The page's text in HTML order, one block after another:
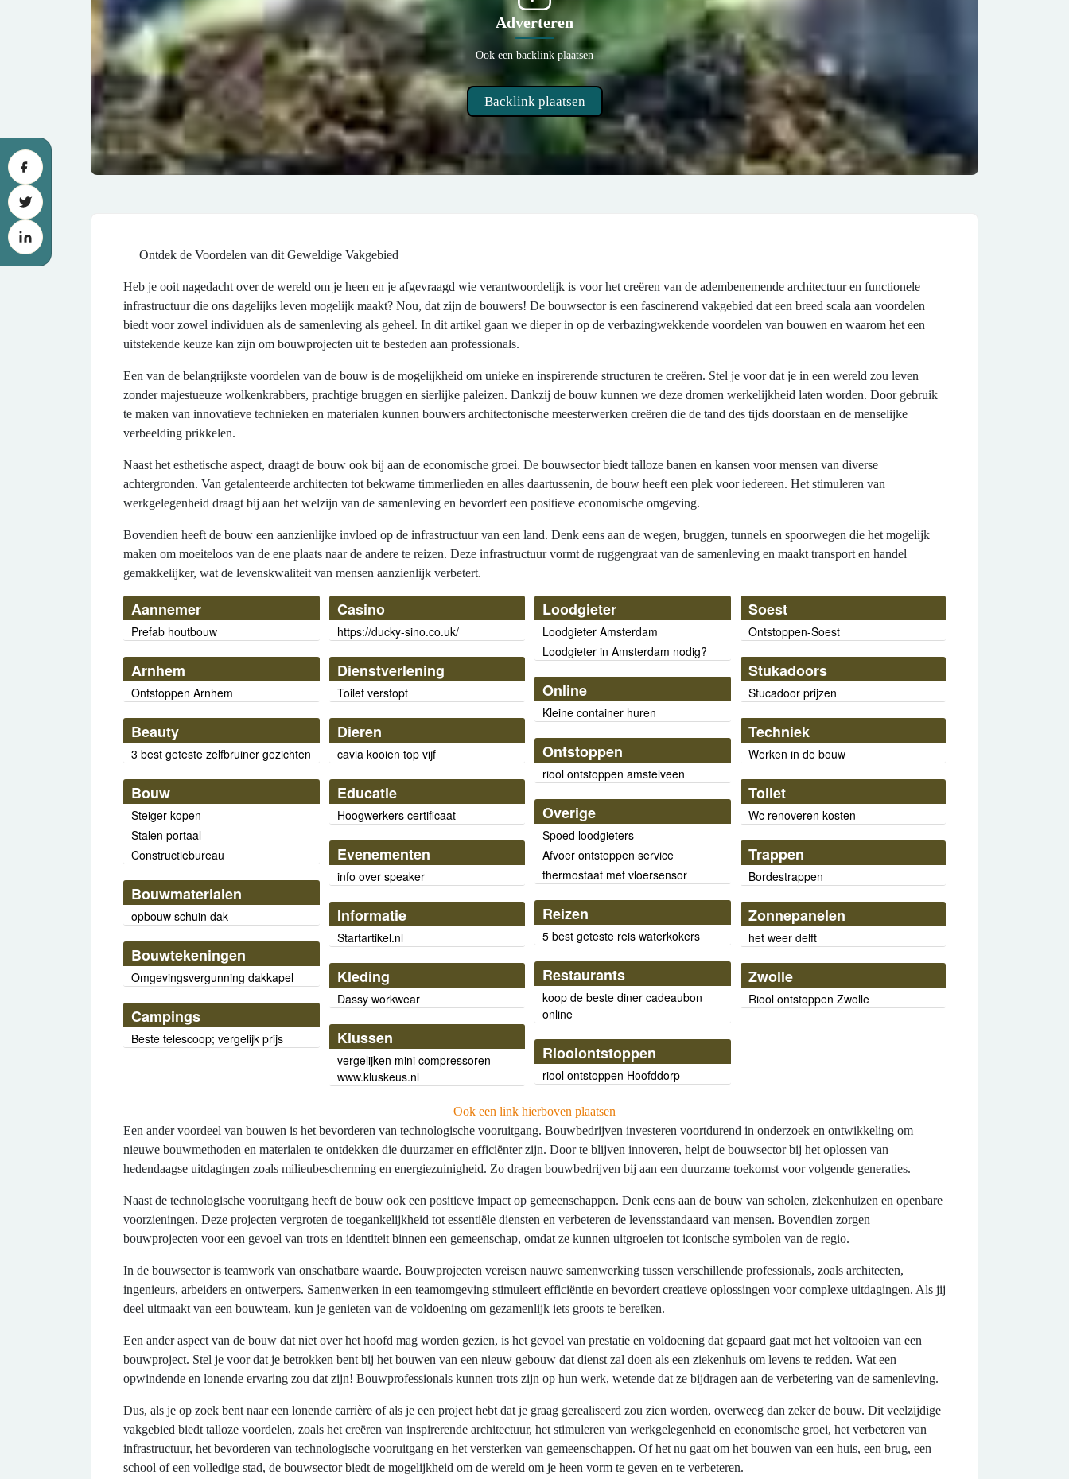
Adverteren
Ook een backlink plaatsen
Backlink plaatsen
Ontdek de Voordelen van dit Geweldige Vakgebied
Heb je ooit nagedacht over de wereld om je heen en je afgevraagd wie verantwoordelijk is voor het creëren van de adembenemende architectuur en functionele
infrastructuur die ons dagelijks leven mogelijk maakt? Nou, dat zijn de bouwers! De bouwsector is een fascinerend vakgebied dat een breed scala aan voordelen
biedt voor zowel individuen als de samenleving als geheel. In dit artikel gaan we dieper in op de verbazingwekkende voordelen van bouwen en waarom het een
uitstekende keuze kan zijn om bouwprojecten uit te besteden aan professionals.
Een van de belangrijkste voordelen van de bouw is de mogelijkheid om unieke en inspirerende structuren te creëren. Stel je voor dat je in een wereld zou leven
zonder majestueuze wolkenkrabbers, prachtige bruggen en sierlijke paleizen. Dankzij de bouw kunnen we deze dromen werkelijkheid laten worden. Door gebruik
te maken van innovatieve technieken en materialen kunnen bouwers architectonische meesterwerken creëren die de tand des tijds doorstaan en de menselijke
verbeelding prikkelen.
Naast het esthetische aspect, draagt de bouw ook bij aan de economische groei. De bouwsector biedt talloze banen en kansen voor mensen van diverse
achtergronden. Van getalenteerde architecten tot bekwame timmerlieden en alles daartussenin, de bouw heeft een plek voor iedereen. Het stimuleren van
werkgelegenheid draagt bij aan het welzijn van de samenleving en bevordert een positieve economische omgeving.
Bovendien heeft de bouw een aanzienlijke invloed op de infrastructuur van een land. Denk eens aan de wegen, bruggen, tunnels en spoorwegen die het mogelijk
maken om moeiteloos van de ene plaats naar de andere te reizen. Deze infrastructuur vormt de ruggengraat van de samenleving en maakt transport en handel
gemakkelijker, wat de levenskwaliteit van mensen aanzienlijk verbetert.
Aannemer
Prefab houtbouw
Arnhem
Ontstoppen Arnhem
Beauty
3 best geteste zelfbruiner gezichten
Bouw
Steiger kopen
Stalen portaal
Constructiebureau
Bouwmaterialen
opbouw schuin dak
Bouwtekeningen
Omgevingsvergunning dakkapel
Campings
Beste telescoop; vergelijk prijs
Casino
https://ducky-sino.co.uk/
Dienstverlening
Toilet verstopt
Dieren
cavia kooien top vijf
Educatie
Hoogwerkers certificaat
Evenementen
info over speaker
Informatie
Startartikel.nl
Kleding
Dassy workwear
Klussen
vergelijken mini compressoren
www.kluskeus.nl
Loodgieter
Loodgieter Amsterdam
Loodgieter in Amsterdam nodig?
Online
Kleine container huren
Ontstoppen
riool ontstoppen amstelveen
Overige
Spoed loodgieters
Afvoer ontstoppen service
thermostaat met vloersensor
Reizen
5 best geteste reis waterkokers
Restaurants
koop de beste diner cadeaubon
online
Rioolontstoppen
riool ontstoppen Hoofddorp
Soest
Ontstoppen-Soest
Stukadoors
Stucadoor prijzen
Techniek
Werken in de bouw
Toilet
Wc renoveren kosten
Trappen
Bordestrappen
Zonnepanelen
het weer delft
Zwolle
Riool ontstoppen Zwolle
Ook een link hierboven plaatsen
Een ander voordeel van bouwen is het bevorderen van technologische vooruitgang. Bouwbedrijven investeren voortdurend in onderzoek en ontwikkeling om
nieuwe bouwmethoden en materialen te ontdekken die duurzamer en efficiënter zijn. Door te blijven innoveren, helpt de bouwsector bij het oplossen van
hedendaagse uitdagingen zoals milieubescherming en energiezuinigheid. Zo dragen bouwbedrijven bij aan een duurzame toekomst voor volgende generaties.
Naast de technologische vooruitgang heeft de bouw ook een positieve impact op gemeenschappen. Denk eens aan de bouw van scholen, ziekenhuizen en openbare
voorzieningen. Deze projecten vergroten de toegankelijkheid tot essentiële diensten en verbeteren de levensstandaard van mensen. Bovendien zorgen
bouwprojecten voor een gevoel van trots en identiteit binnen een gemeenschap, omdat ze kunnen uitgroeien tot iconische symbolen van de regio.
In de bouwsector is teamwork van onschatbare waarde. Bouwprojecten vereisen nauwe samenwerking tussen verschillende professionals, zoals architecten,
ingenieurs, arbeiders en ontwerpers. Samenwerken in een teamomgeving stimuleert efficiëntie en bevordert creatieve oplossingen voor complexe uitdagingen. Als jij
deel uitmaakt van een bouwteam, kun je genieten van de voldoening om gezamenlijk iets groots te bereiken.
Een ander aspect van de bouw dat niet over het hoofd mag worden gezien, is het gevoel van prestatie en voldoening dat gepaard gaat met het voltooien van een
bouwproject. Stel je voor dat je betrokken bent bij het bouwen van een nieuw gebouw dat dienst zal doen als een ziekenhuis om levens te redden. Wat een
opwindende en lonende ervaring zou dat zijn! Bouwprofessionals kunnen trots zijn op hun werk, wetende dat ze bijdragen aan de verbetering van de samenleving.
Dus, als je op zoek bent naar een lonende carrière of als je een project hebt dat je graag gerealiseerd zou zien worden, overweeg dan zeker de bouw. Dit veelzijdige
vakgebied biedt talloze voordelen, zoals het creëren van inspirerende architectuur, het stimuleren van werkgelegenheid en economische groei, het verbeteren van
infrastructuur, het bevorderen van technologische vooruitgang en het versterken van gemeenschappen. Of het nu gaat om het bouwen van een huis, een brug, een
school of een volledige stad, de bouwsector biedt de mogelijkheid om de wereld om je heen vorm te geven en te verbeteren.